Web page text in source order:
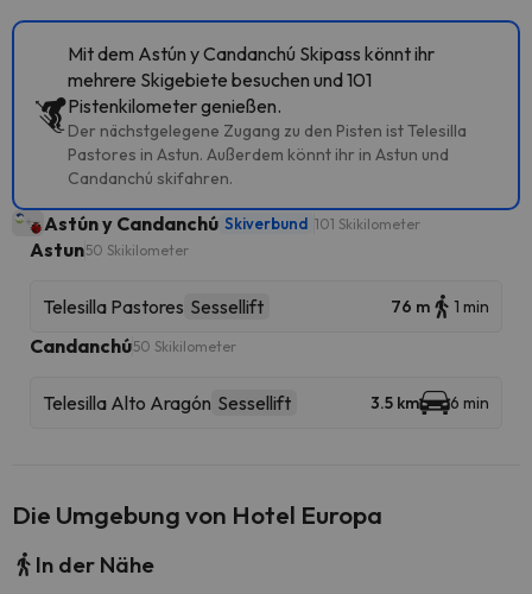
Mit dem Astún y Candanchú Skipass könnt ihr
mehrere Skigebiete besuchen und 101
Pistenkilometer genießen.
Der nächstgelegene Zugang zu den Pisten ist Telesilla
Pastores in Astun. Außerdem könnt ihr in Astun und
Candanchú skifahren.
Astún y Candanchú Skiverbund 101 Skikilometer
Astun50 Skikilometer
Telesilla Pastores Sessellift 76 m 1 min
Candanchú50 Skikilometer
Telesilla Alto Aragón Sessellift 3.5 km 6 min
Die Umgebung von Hotel Europa
In der Nähe